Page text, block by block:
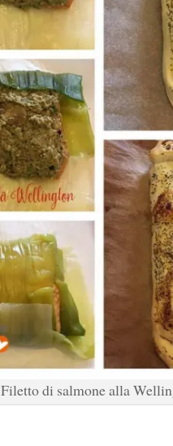
Filetto di salmone alla